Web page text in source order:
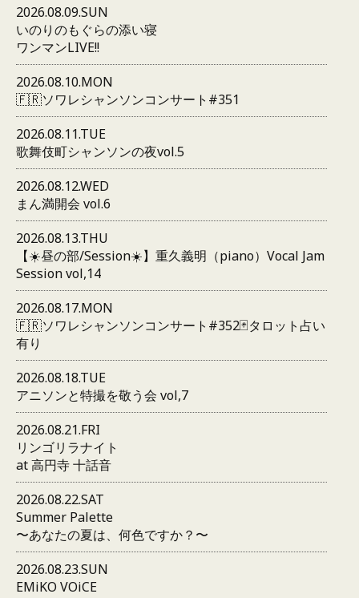
2026.08.09.SUN
いのりのもぐらの添い寝
ワンマンLIVE!!
2026.08.10.MON
🇫🇷ソワレシャンソンコンサート#351
2026.08.11.TUE
歌舞伎町シャンソンの夜vol.5
2026.08.12.WED
まん満開会 vol.6
2026.08.13.THU
【☀️昼の部/Session☀️】重久義明（piano）Vocal Jam
Session vol,14
2026.08.17.MON
🇫🇷ソワレシャンソンコンサート#352🃏タロット占い
有り
2026.08.18.TUE
アニソンと特撮を敬う会 vol,7
2026.08.21.FRI
リンゴリラナイト
at 高円寺 十話音
2026.08.22.SAT
Summer Palette
〜あなたの夏は、何色ですか？〜
2026.08.23.SUN
EMiKO VOiCE